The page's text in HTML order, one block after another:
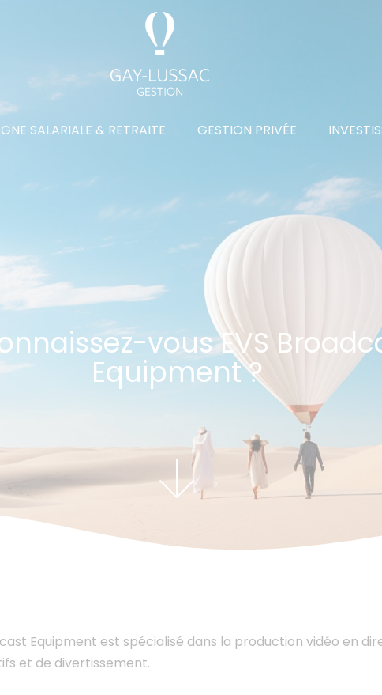
SALARIALE & RETRAITE GESTION PRIVÉE
vous EVS
Equipment ?
Equipment est spécialisé dans la production vidéo en
et de divertissement.